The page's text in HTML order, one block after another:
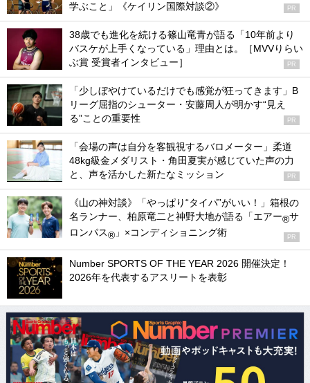
学ぶこと」《ケイリン国際対談②》
PR
38歳でも進化を続ける篠山竜青が語る「10年前より
バスケが上手くなっている」理由とは。［MVVりらい
ぶ賞 受賞者インタビュー］
PR
「少しぼやけているだけでも感覚が狂ってきます」B
リーグ屈指のシューター・安藤周人が明かす“見え
る”ことの重要性
PR
「会場の声は自分を客観視するバロメーター」柔道
48kg級金メダリスト・角田夏実が感じていた声の力
と、声を活かした新たなミッション
PR
《山の神対談》「やっぱり“タイパ”がいい！」箱根の
名ランナー、柏原竜二と神野大地が語る「エアー®サ
ロンパス® 」×コンディショニング術 PR
Number SPORTS OF THE YEAR 2026 開催決定！
2026年を代表するアスリートを表彰